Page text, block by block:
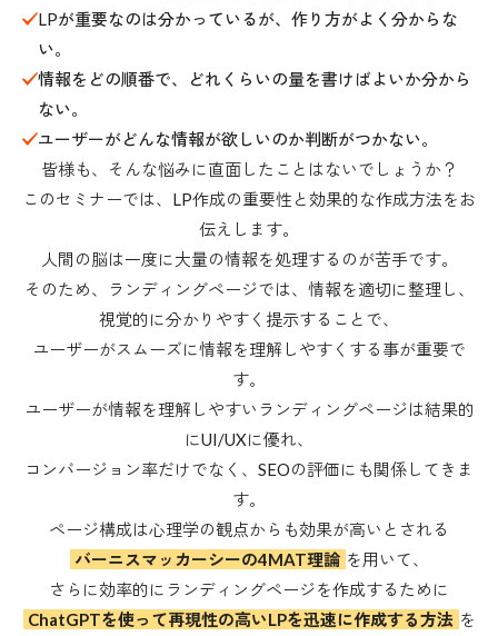
LPが重要なのは分かっているが、作り方がよく分からな
い。
情報をどの順番で、どれくらいの量を書けばよいか分から
ない。
ユーザーがどんな情報が欲しいのか判断がつかない。
皆様も、そんな悩みに直面したことはないでしょうか？
このセミナーでは、LP作成の重要性と効果的な作成方法をお
伝えします。
人間の脳は一度に大量の情報を処理するのが苦手です。
そのため、ランディングページでは、情報を適切に整理し、
視覚的に分かりやすく提示することで、
ユーザーがスムーズに情報を理解しやすくする事が重要で
す。
ユーザーが情報を理解しやすいランディングページは結果的
にUI/UXに優れ、
コンバージョン率だけでなく、SEOの評価にも関係してきま
す。
ページ構成は心理学の観点からも効果が高いとされる
バーニスマッカーシーの4MAT理論 を用いて、
さらに効率的にランディングページを作成するために
ChatGPTを使って再現性の高いLPを迅速に作成する方法 を